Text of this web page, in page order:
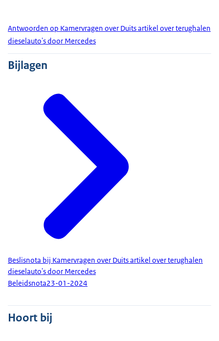
Antwoorden op Kamervragen over Duits artikel over terughalen
dieselauto's door Mercedes
Bijlagen
Beslisnota bij Kamervragen over Duits artikel over terughalen
dieselauto's door Mercedes
Beleidsnota23-01-2024
Hoort bij